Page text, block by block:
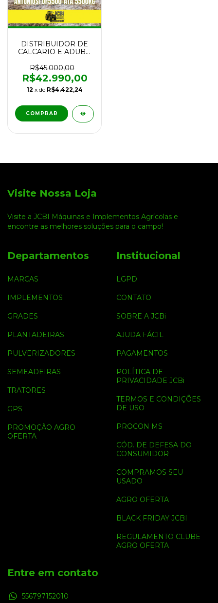
DISTRIBUIDOR DE
CALCARIO E ADUBO
ATA 5500KG NOVO
R$45.000,00
R$42.990,00
12 x de R$4.422,24
COMPRAR
Visite Nossa Loja
Visite a JCBI Máquinas e Implementos Agrícolas e
encontre as melhores soluções para o campo!
Departamentos
MARCAS
IMPLEMENTOS
GRADES
PLANTADEIRAS
PULVERIZADORES
SEMEADEIRAS
TRATORES
GPS
PROMOÇÃO AGRO
OFERTA
Institucional
LGPD
CONTATO
SOBRE A JCBi
AJUDA FÁCIL
PAGAMENTOS
POLÍTICA DE
PRIVACIDADE JCBi
TERMOS E CONDIÇÕES
DE USO
PROCON MS
CÓD. DE DEFESA DO
CONSUMIDOR
COMPRAMOS SEU
USADO
AGRO OFERTA
BLACK FRIDAY JCBI
REGULAMENTO CLUBE
AGRO OFERTA
Entre em contato
556797152010